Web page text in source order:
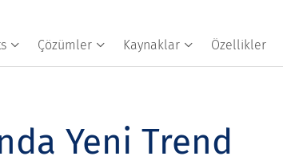
Çözümler Kaynaklar Özellikler
Yeni Trend